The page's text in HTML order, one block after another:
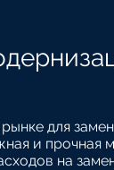
для
и
на